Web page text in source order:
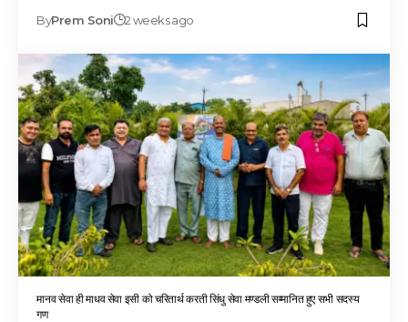
ByPrem Soni 2 weeks ago
मानव सेवा ही माधव सेवा इसी को चरितार्थ करती सिंधु सेवा मण्डली सम्मानित हुए सभी सदस्य
गण